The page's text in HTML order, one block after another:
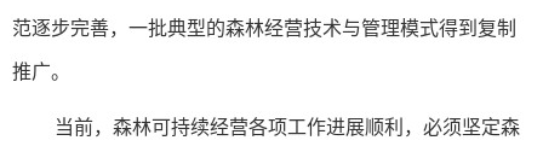
范逐步完善，一批典型的森林经营技术与管理模式得到复制
推广。
当前，森林可持续经营各项工作进展顺利，必须坚定森